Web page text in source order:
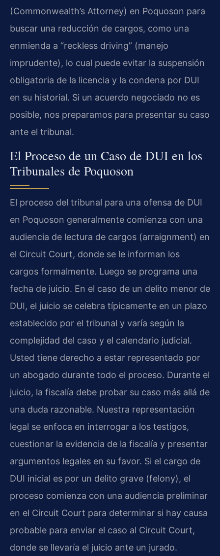
(Commonwealth’s Attorney) en Poquoson para
buscar una reducción de cargos, como una
enmienda a “reckless driving” (manejo
imprudente), lo cual puede evitar la suspensión
obligatoria de la licencia y la condena por DUI
en su historial. Si un acuerdo negociado no es
posible, nos preparamos para presentar su caso
ante el tribunal.
El Proceso de un Caso de DUI en los
Tribunales de Poquoson
El proceso del tribunal para una ofensa de DUI
en Poquoson generalmente comienza con una
audiencia de lectura de cargos (arraignment) en
el Circuit Court, donde se le informan los
cargos formalmente. Luego se programa una
fecha de juicio. En el caso de un delito menor de
DUI, el juicio se celebra típicamente en un plazo
establecido por el tribunal y varía según la
complejidad del caso y el calendario judicial.
Usted tiene derecho a estar representado por
un abogado durante todo el proceso. Durante el
juicio, la fiscalía debe probar su caso más allá de
una duda razonable. Nuestra representación
legal se enfoca en interrogar a los testigos,
cuestionar la evidencia de la fiscalía y presentar
argumentos legales en su favor. Si el cargo de
DUI inicial es por un delito grave (felony), el
proceso comienza con una audiencia preliminar
en el Circuit Court para determinar si hay causa
probable para enviar el caso al Circuit Court,
donde se llevaría el juicio ante un jurado.